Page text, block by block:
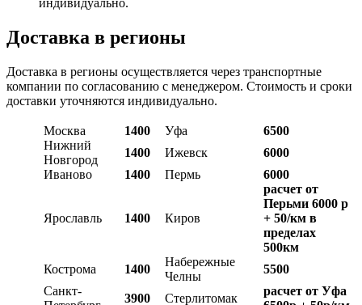
индивидуально.
Доставка в регионы
Доставка в регионы осуществляется через транспортные
компании по согласованию с менеджером. Стоимость и сроки
доставки уточняются индивидуально.
Москва 1400 Уфа
6500
Нижний
Новгород
1400 Ижевск
6000
Иваново
1400 Пермь 6000
Ярославль 1400 Киров
расчет от
Перьми 6000 р
+ 50/км в
пределах
500км
Кострома
1400
Набережные
Челны
5500
Санкт-
3900 Стерлитомак
расчет от Уфа